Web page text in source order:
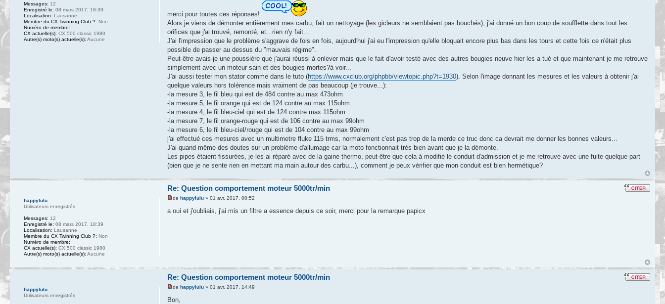
merci pour toutes ces réponses!
Alors je viens de démonter entièrement mes carbu, fait un nettoyage (les gicleurs ne semblaient pas bouchés), j'ai donné un bon coup de soufflette dans tout les
orifices que j'ai trouvé, remonté, et...rien n'y fait...
J'ai l'impression que le problème s'aggrave de fois en fois, aujourd'hui j'ai eu l'impression qu'elle bloquait encore plus bas dans les tours et cette fois ce n'était plus
possible de passer au dessus du "mauvais régime".
Peut-être avais-je une poussière que j'aurai réussi à enlever mais que le fait d'avoir testé avec des autres bougies neuve hier les a tué et que maintenant je me retrouve
simplement avec un moteur sain et des bougies mortes?à voir...
J'ai aussi tester mon stator comme dans le tuto (https://www.cxclub.org/phpbb/viewtopic.php?t=1930). Selon l'image donnant les mesures et les valeurs à obtenir j'ai
quelque valeurs hors tolérence mais vraiment de pas beaucoup (je trouve...):
-la mesure 3, le fil bleu qui est de 484 contre au max 473ohm
-la mesure 5, le fil orange qui est de 124 contre au max 115ohm
-la mesure 4, le fil bleu-ciel qui est de 124 contre max 115ohm
-la mesure 7, le fil orange-rouge qui est de 106 contre au max 99ohm
-la mesure 6, le fil bleu-ciel/rouge qui est de 104 contre au max 99ohm
j'ai effectué ces mesures avec un multimetre fluke 115 trms, normalement c'est pas trop de la merde ce truc donc ca devrait me donner les bonnes valeurs...
J'ai quand même des doutes sur un problème d'allumage car la moto fonctionnait très bien avant que je la démonte.
Les pipes étaient fissurées, je les ai réparé avec de la gaine thermo, peut-être que cela à modifié le conduit d'admission et je me retrouve avec une fuite quelque part
(bien que je ne sente rien en mettant ma main autour des carbu...), comment je peux vérifier que mon conduit est bien hermétique?
Messages: 12
Enregistré le: 08 mars 2017, 18:39
Localisation: Lausanne
Membre du CX Twinning Club ?: Non
Numéro de membre:
CX actuelle(s): CX 500 classic 1980
Autre(s) moto(s) actuelle(s): Aucune
Re: Question comportement moteur 5000tr/min
dehappylulu » 01 avr. 2017, 00:52
a oui et j'oubliais, j'ai mis un filtre a essence depuis ce soir, merci pour la remarque papicx
happylulu
Utilisateurs enregistrés
Messages: 12
Enregistré le: 08 mars 2017, 18:39
Localisation: Lausanne
Membre du CX Twinning Club ?: Non
Numéro de membre:
CX actuelle(s): CX 500 classic 1980
Autre(s) moto(s) actuelle(s): Aucune
Re: Question comportement moteur 5000tr/min
dehappylulu » 01 avr. 2017, 14:49
Bon,
happylulu
Utilisateurs enregistrés